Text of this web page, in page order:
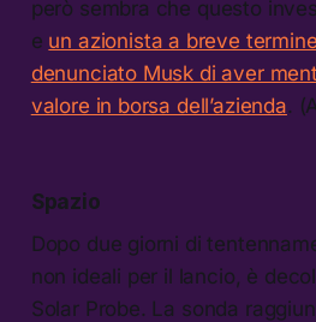
però sembra che questo
e un azionista a breve
denunciato Musk di aver
valore in borsa dell’azienda.
Spazio
Dopo due giorni di
non ideali per il lancio, è
Solar Probe. La sonda